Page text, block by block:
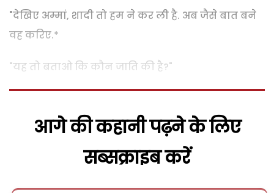
"देखिए अम्मां, शादी तो हम ने कर ली है. अब जैसे बात बने
वह करिए.*
"यह तो बताओ कि कौन जाति की है?"
आगे की कहानी पढ़ने के लिए
सब्सक्राइब करें